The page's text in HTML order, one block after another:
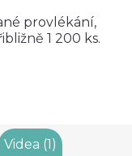
provlékání,
1 200 ks.
Videa (1)